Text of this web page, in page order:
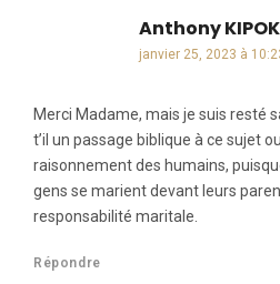
Anthony
janvier 25, 2023 à
Merci Madame, mais je suis resté
t’il un passage biblique à ce sujet
raisonnement des humains,
gens se marient devant leurs
responsabilité maritale.
Répondre